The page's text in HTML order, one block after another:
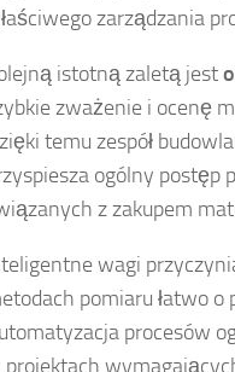
zarządzania
istotną zaletą jest
zważenie i ocenę
temu zespół
ogólny postęp
z zakupem
wagi
pomiaru łatwo
procesów